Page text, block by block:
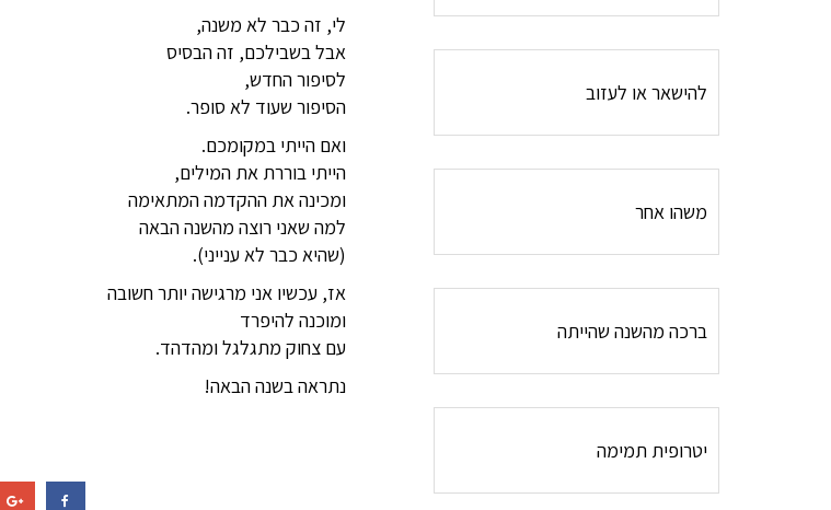
להישאר או לעזוב
משהו אחר
ברכה מהשנה שהייתה
יטרופית תמימה
לי, זה כבר לא משנה,
אבל בשבילכם, זה הבסיס
לסיפור החדש,
הסיפור שעוד לא סופר.
ואם הייתי במקומכם.
הייתי בוררת את המילים,
ומכינה את ההקדמה המתאימה
למה שאני רוצה מהשנה הבאה
(שהיא כבר לא ענייני).
אז, עכשיו אני מרגישה יותר חשובה
ומוכנה להיפרד
עם צחוק מתגלגל ומהדהד.
נתראה בשנה הבאה!